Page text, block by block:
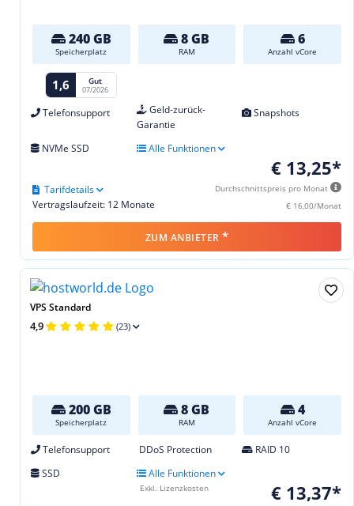
240 GB
Speicherplatz
8 GB
RAM
6
Anzahl vCore
1,6 Gut
07/2026
Telefonsupport
Geld-zurück-
Garantie
Snapshots
NVMe SSD Alle Funktionen
€ 13,25*
Durchschnittspreis pro Monat
€ 16,00/Monat
Vertragslaufzeit: 12 Monate
Tarifdetails
ZUM ANBIETER *
VPS Standard
4,9 (23)
200 GB
Speicherplatz
8 GB
RAM
4
Anzahl vCore
Telefonsupport DDoS Protection
RAID 10
SSD
Alle Funktionen
€ 13,37*
Exkl. Lizenzkosten